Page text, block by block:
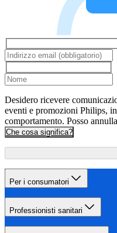
Desidero ricevere
eventi e promozioni Philips,
comportamento. Posso
Che cosa significa?
Per i consumatori
Professionisti sanitari